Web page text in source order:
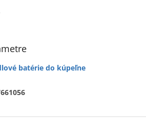
batérie do kúpeľne